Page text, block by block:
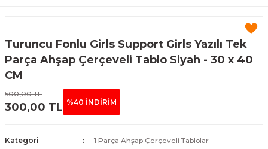
Tablolar
Tablolar
Turuncu Fonlu Girls Support Girls Yazılı Tek
Parça Ahşap Çerçeveli Tablo Siyah - 30 x 40
CM
500,00 TL
300,00 TL %40 İNDİRİM
Kategori
1 Parça Ahşap Çerçeveli Tablolar